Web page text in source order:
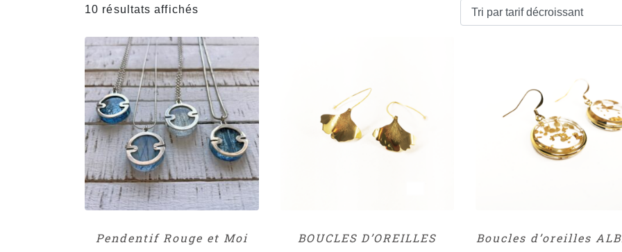
10 résultats affichés
Pendentif Rouge et Moi
BOUCLES D’OREILLES
Boucles d’oreilles